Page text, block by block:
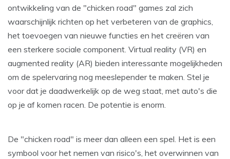
ontwikkeling van de "chicken road" games zal zich
waarschijnlijk richten op het verbeteren van de graphics,
het toevoegen van nieuwe functies en het creëren van
een sterkere sociale component. Virtual reality (VR) en
augmented reality (AR) bieden interessante mogelijkheden
om de spelervaring nog meeslepender te maken. Stel je
voor dat je daadwerkelijk op de weg staat, met auto's die
op je af komen racen. De potentie is enorm.
De "chicken road" is meer dan alleen een spel. Het is een
symbool voor het nemen van risico's, het overwinnen van